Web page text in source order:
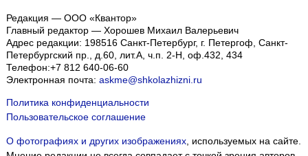
Редакция — ООО «Квантор»
Главный редактор — Хорошев Михаил Валерьевич
Адрес редакции: 198516 Санкт-Петербург, г. Петергоф, Санкт-
Петербургский пр., д.60, лит.А, ч.п. 2-Н, оф.432, 434
Телефон:+7 812 640-06-60
Электронная почта: askme@shkolazhizni.ru
Политика конфиденциальности
Пользовательское соглашение
О фотографиях и других изображениях, используемых на сайте.